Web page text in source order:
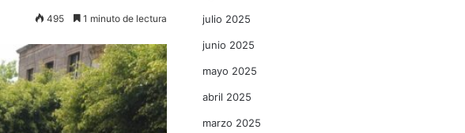
495 1 minuto de lectura julio 2025
junio 2025
mayo 2025
abril 2025
marzo 2025